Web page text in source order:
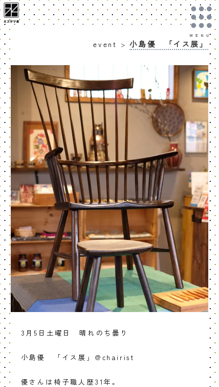
event >小島優 「イス展」
3月5日土曜日 晴れのち曇り
小島優 「イス展」@chairist
優さんは椅子職人歴31年。